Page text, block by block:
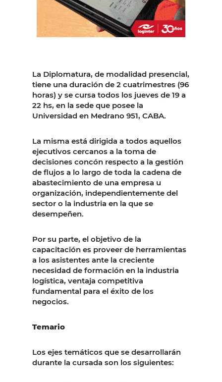
La Diplomatura, de modalidad presencial,
tiene una duración de 2 cuatrimestres (96
horas) y se cursa todos los jueves de 19 a
22 hs, en la sede que posee la
Universidad en Medrano 951, CABA.
La misma está dirigida a todos aquellos
ejecutivos cercanos a la toma de
decisiones concón respecto a la gestión
de flujos a lo largo de toda la cadena de
abastecimiento de una empresa u
organización, independientemente del
sector o la industria en la que se
desempeñen.
Por su parte, el objetivo de la
capacitación es proveer de herramientas
a los asistentes ante la creciente
necesidad de formación en la industria
logística, ventaja competitiva
fundamental para el éxito de los
negocios.
Temario
Los ejes temáticos que se desarrollarán
durante la cursada son los siguientes: